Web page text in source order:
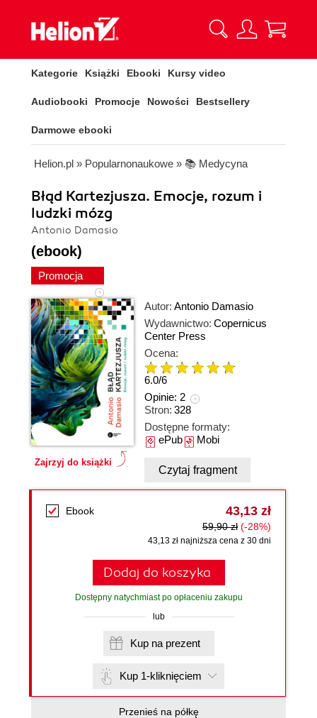
Kategorie Książki Ebooki Kursy video
Audiobooki Promocje Nowości Bestsellery
Darmowe ebooki
Helion.pl » Popularnonaukowe » 📚 Medycyna
Błąd Kartezjusza. Emocje, rozum i
ludzki mózg
Antonio Damasio
(ebook)
Promocja
Zajrzyj do książki
Autor: Antonio Damasio
Wydawnictwo: Copernicus
Center Press
Ocena:
6.0/6
Opinie: 2
Stron: 328
Dostępne formaty:
ePubMobi
Czytaj fragment
Ebook 43,13 zł
59,90 zł (-28%)
43,13 zł najniższa cena z 30 dni
Dodaj do koszyka
Dostępny natychmiast po opłaceniu zakupu
lub
Kup na prezent
Kup 1-kliknięciem
Przenieś na półkę